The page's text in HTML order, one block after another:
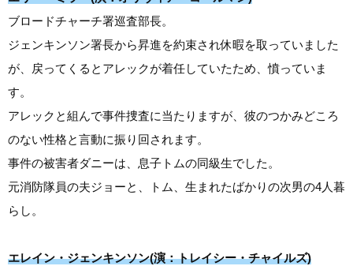
ブロードチャーチ署巡査部長。
ジェンキンソン署長から昇進を約束され休暇を取っていました
が、戻ってくるとアレックが着任していたため、憤っていま
す。
アレックと組んで事件捜査に当たりますが、彼のつかみどころ
のない性格と言動に振り回されます。
事件の被害者ダニーは、息子トムの同級生でした。
元消防隊員の夫ジョーと、トム、生まれたばかりの次男の4人暮
らし。
エレイン・ジェンキンソン(演：トレイシー・チャイルズ)